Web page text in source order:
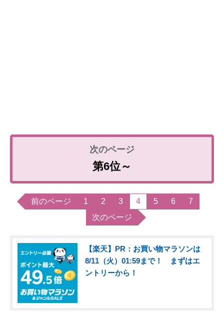
第6位～
前のページ 1 2 3 4 5 6
7
次のページ
【楽天】PR：お買い物マラソンは
8/11（火）01:59まで！ まずはエ
ントリーから！